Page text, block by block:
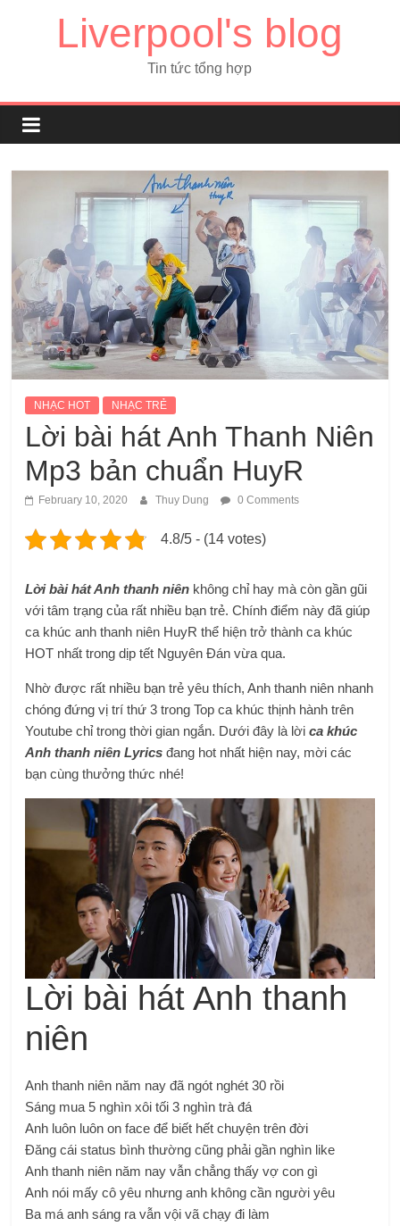
Liverpool's blog
Tin tức tổng hợp
NHẠC HOT NHẠC TRẺ
Lời bài hát Anh Thanh Niên
Mp3 bản chuẩn HuyR
February 10, 2020 Thuy Dung 0 Comments
4.8/5 - (14 votes)
Lời bài hát Anh thanh niên không chỉ hay mà còn gần gũi
với tâm trạng của rất nhiều bạn trẻ. Chính điểm này đã giúp
ca khúc anh thanh niên HuyR thể hiện trở thành ca khúc
HOT nhất trong dịp tết Nguyên Đán vừa qua.
Nhờ được rất nhiều bạn trẻ yêu thích, Anh thanh niên nhanh
chóng đứng vị trí thứ 3 trong Top ca khúc thịnh hành trên
Youtube chỉ trong thời gian ngắn. Dưới đây là lời ca khúc
Anh thanh niên Lyrics đang hot nhất hiện nay, mời các
bạn cùng thưởng thức nhé!
Lời bài hát Anh thanh
niên
Anh thanh niên năm nay đã ngót nghét 30 rồi
Sáng mua 5 nghìn xôi tối 3 nghìn trà đá
Anh luôn luôn on face để biết hết chuyện trên đời
Đăng cái status bình thường cũng phải gần nghìn like
Anh thanh niên năm nay vẫn chẳng thấy vợ con gì
Anh nói mấy cô yêu nhưng anh không cần người yêu
Ba má anh sáng ra vẫn vội vã chạy đi làm